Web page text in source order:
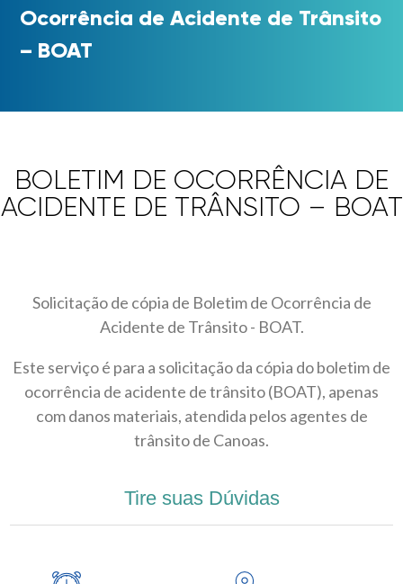
Ocorrência de Acidente de Trânsito
– BOAT
BOLETIM DE OCORRÊNCIA DE
ACIDENTE DE TRÂNSITO – BOAT
Solicitação de cópia de Boletim de Ocorrência de
Acidente de Trânsito - BOAT.
Este serviço é para a solicitação da cópia do boletim de
ocorrência de acidente de trânsito (BOAT), apenas
com danos materiais, atendida pelos agentes de
trânsito de Canoas.
Tire suas Dúvidas